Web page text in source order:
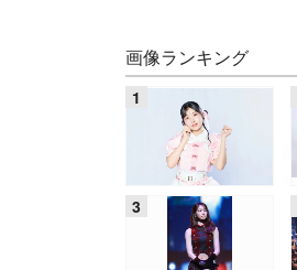
画像ランキング